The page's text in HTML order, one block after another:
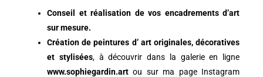
Conseil et réalisation de vos encadrements d’art
sur mesure.
Création de peintures d’ art originales, décoratives
et stylisées, à découvrir dans la galerie en ligne
www.sophiegardin.art ou sur ma page Instagram